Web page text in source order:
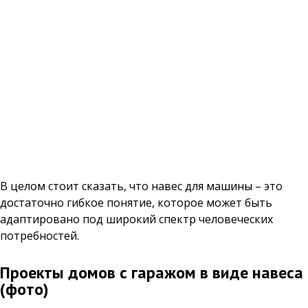
В целом стоит сказать, что навес для машины – это
достаточно гибкое понятие, которое может быть
адаптировано под широкий спектр человеческих
потребностей.
Проекты домов с гаражом в виде навеса
(фото)